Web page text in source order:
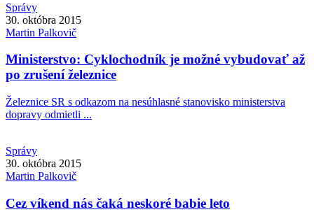
Správy
30. októbra 2015
Martin Palkovič
Ministerstvo: Cyklochodník je možné vybudovať až
po zrušení železnice
Železnice SR s odkazom na nesúhlasné stanovisko ministerstva
dopravy odmietli ...
Správy
30. októbra 2015
Martin Palkovič
Cez víkend nás čaká neskoré babie leto